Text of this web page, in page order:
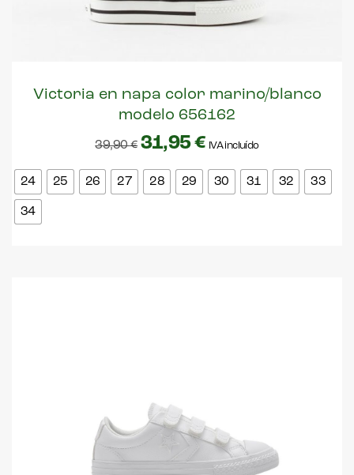
Victoria en napa color marino/blanco
modelo 656162
39,90€ 31,95€ IVA incluído
24 25 26 27 28 29 30 31 32 33
34